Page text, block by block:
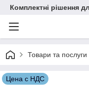
Комплектні рішення
Товари та послуги
Цена с НДС